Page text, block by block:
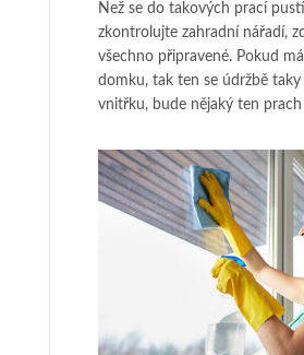
Než se do takových prací
zkontrolujte zahradní nářadí,
všechno připravené. Pokud
domku, tak ten se údržbě
vnitřku, bude nějaký ten